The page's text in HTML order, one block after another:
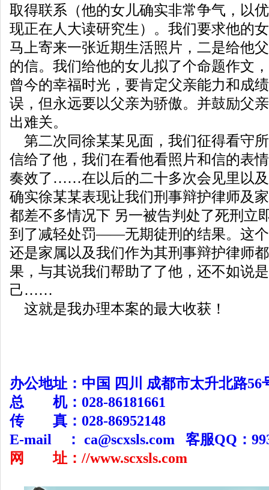
取得联系（他的女儿确实非常争气，以
现正在人大读研究生）。我们要求他的
马上寄来一张近期生活照片，二是给他
的信。我们给他的女儿拟了个命题作文
曾今的幸福时光，要肯定父亲能力和成
误，但永远要以父亲为骄傲。并鼓励父
出难关。
第二次同徐某某见面，我们征得看守
信给了他，我们在看他看照片和信的表
奏效了……在以后的二十多次会见里以
确实徐某某表现让我们刑事辩护律师及
都差不多情况下 另一被告判处了死刑立
到了减轻处罚——无期徒刑的结果。这
还是家属以及我们作为其刑事辩护律师
果，与其说我们帮助了了他，还不如说
己……
这就是我办理本案的最大收获！
办公地址：中国 四川 成都市太升北路56
总 机：028-86181661
传 真：028-86952148
E-mail ： ca@scxsls.com 客服QQ：
网 址： //www.scxsls.com